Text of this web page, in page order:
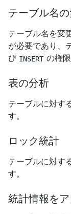
テーブル名
テーブル名を変
が必要であり、
び INSERT の権限
表の分析
テーブルに対す
す。
ロック統計
テーブルに対す
す。
統計情報を